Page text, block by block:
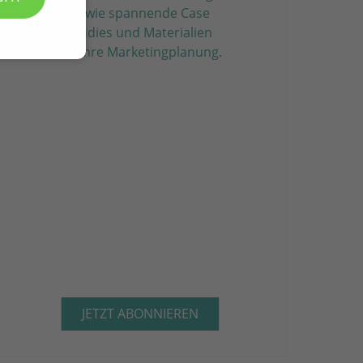
sowie spannende Case
Studies und Materialien
für Ihre Marketing­planung.
JETZT ABONNIEREN